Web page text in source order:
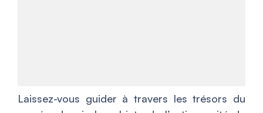
Laissez-vous guider à travers les trésors du